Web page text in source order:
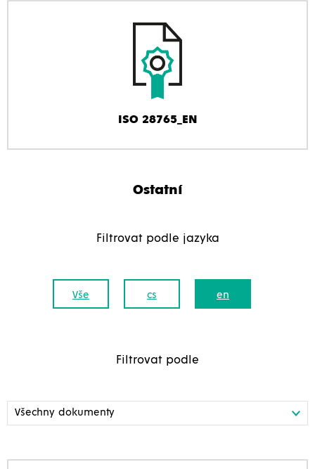
ISO 28765_EN
Ostatní
Filtrovat podle jazyka
Vše cs en
Filtrovat podle